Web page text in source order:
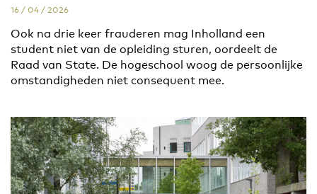
16 / 04 / 2026
Ook na drie keer frauderen mag Inholland een
student niet van de opleiding sturen, oordeelt de
Raad van State. De hogeschool woog de persoonlijke
omstandigheden niet consequent mee.